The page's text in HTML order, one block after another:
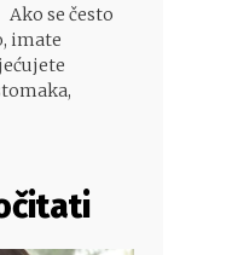
Ako se često
imate